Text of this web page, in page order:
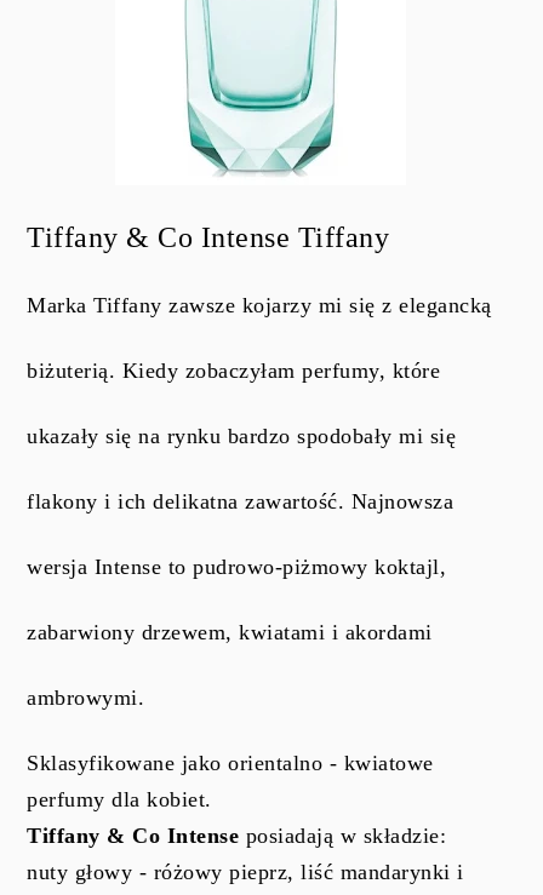
Tiffany & Co Intense Tiffany
Marka Tiffany zawsze kojarzy mi się z elegancką
biżuterią. Kiedy zobaczyłam perfumy, które
ukazały się na rynku bardzo spodobały mi się
flakony i ich delikatna zawartość. Najnowsza
wersja Intense to pudrowo-piżmowy koktajl,
zabarwiony drzewem, kwiatami i akordami
ambrowymi.
Sklasyfikowane jako orientalno - kwiatowe
perfumy dla kobiet.
Tiffany & Co Intense posiadają w składzie:
nuty głowy - różowy pieprz, liść mandarynki i